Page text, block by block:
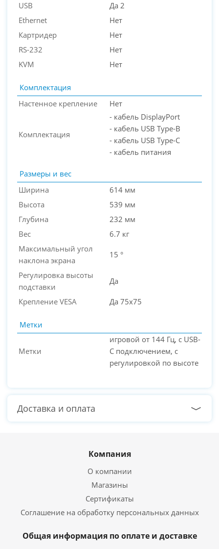
USB
Да 2
Ethernet
Нет
Картридер
Нет
RS-232
Нет
KVM
Нет
Комплектация
Настенное крепление
Нет
Комплектация
- кабель DisplayPort
- кабель USB Type-B
- кабель USB Type-C
- кабель питания
Размеры и вес
Ширина
614 мм
Высота
539 мм
Глубина
232 мм
Вес
6.7 кг
Максимальный угол
наклона экрана
15 °
Регулировка высоты
подставки
Да
Крепление VESA Да 75х75
Метки
Метки
игровой от 144 Гц, с USB-
C подключением, с
регулировкой по высоте
Доставка и оплата
Компания
О компании
Магазины
Сертификаты
Соглашение на обработку персональных данных
Общая информация по оплате и доставке